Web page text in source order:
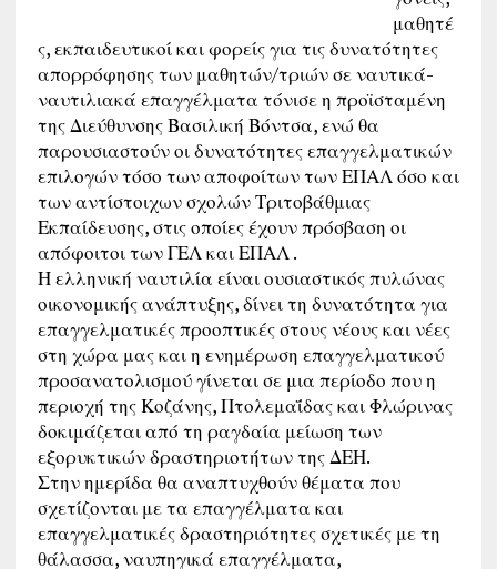
μαθητέ
ς, εκπαιδευτικοί και φορείς για τις δυνατότητες
απορρόφησης των μαθητών/τριών σε ναυτικά-
ναυτιλιακά επαγγέλματα τόνισε η προϊσταμένη
της Διεύθυνσης Βασιλική Βόντσα, ενώ θα
παρουσιαστούν οι δυνατότητες επαγγελματικών
επιλογών τόσο των αποφοίτων των ΕΠΑΛ όσο και
των αντίστοιχων σχολών Τριτοβάθμιας
Εκπαίδευσης, στις οποίες έχουν πρόσβαση οι
απόφοιτοι των ΓΕΛ και ΕΠΑΛ .
Η ελληνική ναυτιλία είναι ουσιαστικός πυλώνας
οικονομικής ανάπτυξης, δίνει τη δυνατότητα για
επαγγελματικές προοπτικές στους νέους και νέες
στη χώρα μας και η ενημέρωση επαγγελματικού
προσανατολισμού γίνεται σε μια περίοδο που η
περιοχή της Κοζάνης, Πτολεμαΐδας και Φλώρινας
δοκιμάζεται από τη ραγδαία μείωση των
εξορυκτικών δραστηριοτήτων της ΔΕΗ.
Στην ημερίδα θα αναπτυχθούν θέματα που
σχετίζονται με τα επαγγέλματα και
επαγγελματικές δραστηριότητες σχετικές με τη
θάλασσα, ναυπηγικά επαγγέλματα,